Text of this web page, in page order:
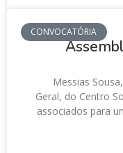
CONVOCATÓRIA
Messias
Geral, do Centro
associados para